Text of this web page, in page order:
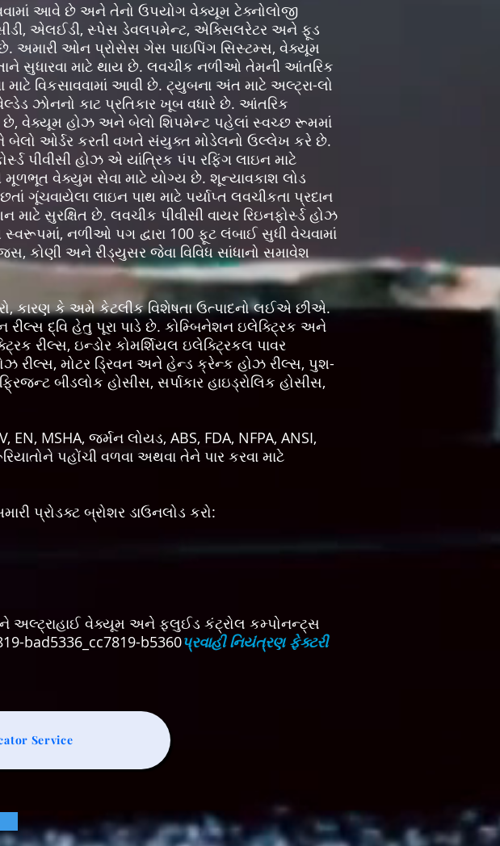
આવે છે અને તેનો ઉપયોગ વેક્યૂમ ટેક્નોલોજી
એલઈડી, સ્પેસ ડેવલપમેન્ટ, એક્સિલરેટર અને ફૂડ
અમારી ઓન પ્રોસેસ ગેસ પાઇપિંગ સિસ્ટમ્સ, વેક્યૂમ
સુધારવા માટે થાય છે. લવચીક નળીઓ તેમની આંતરિક
માટે વિકસાવવામાં આવી છે. ટ્યુબના અંત માટે અલ્ટ્રા-લો
ઝોનનો કાટ પ્રતિકાર ખૂબ વધારે છે. આંતરિક
છે, વેક્યૂમ હોઝ અને બેલો શિપમેન્ટ પહેલાં સ્વચ્છ રૂમમાં
બેલો ઓર્ડર કરતી વખતે સંયુક્ત મોડેલનો ઉલ્લેખ કરે છે.
પીવીસી હોઝ એ યાંત્રિક પંપ રફિંગ લાઇન માટે
વેક્યુમ સેવા માટે યોગ્ય છે. શૂન્યાવકાશ લોડ
ગૂંચવાયેલા લાઇન પાથ માટે પર્યાપ્ત લવચીકતા પ્રદાન
સુરક્ષિત છે. લવચીક પીવીસી વાયર રિઇનફોર્સ્ડ હોઝ
નળીઓ પગ દ્વારા 100 ફૂટ લંબાઈ સુધી વેચવામાં
કોણી અને રીડ્યુસર જેવા વિવિધ સાંધાનો સમાવેશ
કારણ કે અમે કેટલીક વિશેષતા ઉત્પાદનો લઈએ છીએ.
રીલ્સ દ્વિ હેતુ પૂરા પાડે છે. કોમ્બિનેશન ઇલેક્ટ્રિક અને
રીલ્સ, ઇન્ડોર કોમર્શિયલ ઇલેક્ટ્રિકલ પાવર
રીલ્સ, મોટર ડ્રિવન અને હેન્ડ ક્રેન્ક હોઝ રીલ્સ, પુશ-
બીડલોક હોસીસ, સર્પાકાર હાઇડ્રોલિક હોસીસ,
MSHA, જર્મન લોયડ, ABS, FDA, NFPA, ANSI,
પહોંચી વળવા અથવા તેને પાર કરવા માટે
પ્રોડક્ટ બ્રોશર ડાઉનલોડ કરો:
અલ્ટ્રાહાઈ વેક્યૂમ અને ફ્લુઈડ કંટ્રોલ કમ્પોનન્ટ્સ
bad5336_cc7819-b5360પ્રવાહી નિયંત્રણ ફેક્ટરી
Service